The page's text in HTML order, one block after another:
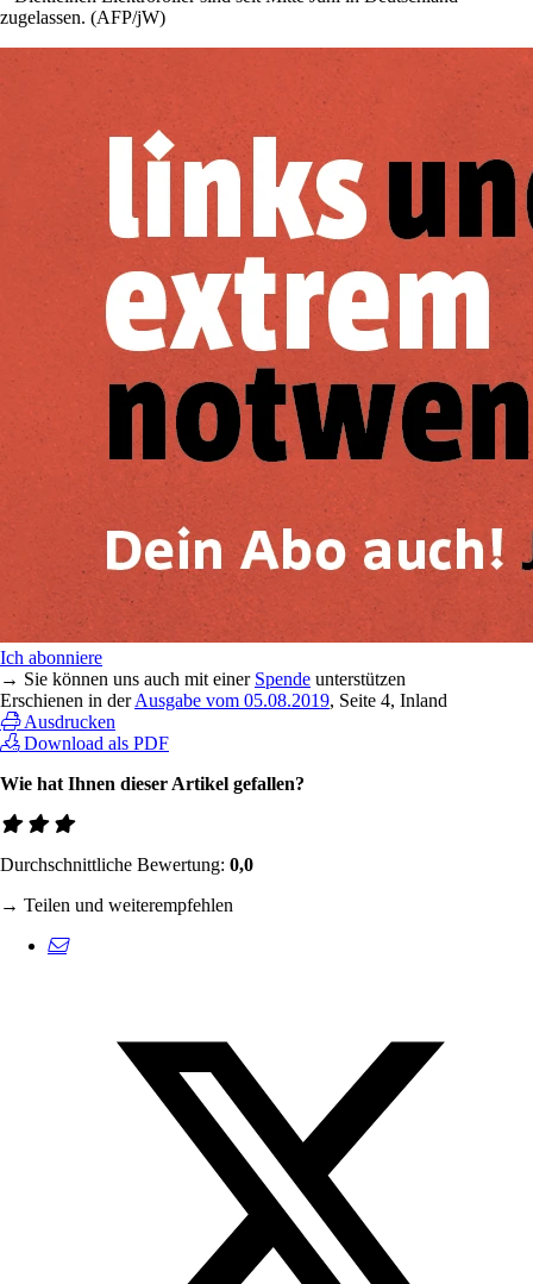
zugelassen. (AFP/jW)
Ich abonniere
→ Sie können uns auch mit einer Spende unterstützen
Erschienen in derAusgabe vom 05.08.2019, Seite 4, Inland
Ausdrucken
Download als PDF
Wie hat Ihnen dieser Artikel gefallen?
Durchschnittliche Bewertung: 0,0
→ Teilen und weiterempfehlen